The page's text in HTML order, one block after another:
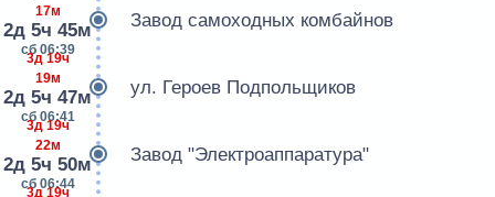
17м
2д 5ч 45м
сб 06:39
Завод самоходных комбайнов
3д 19ч
19м
2д 5ч 47м
сб 06:41
ул. Героев Подпольщиков
3д 19ч
22м
2д 5ч 50м
сб 06:44
Завод "Электроаппаратура"
3д 19ч